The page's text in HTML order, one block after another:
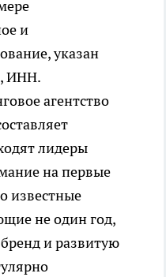
и
указан
ИНН.
агентство
лидеры
на первые
известные
не один год,
и развитую